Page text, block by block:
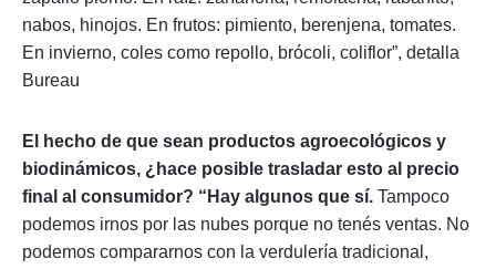
nabos, hinojos. En frutos: pimiento, berenjena, tomates.
En invierno, coles como repollo, brócoli, coliflor”, detalla
Bureau
El hecho de que sean productos agroecológicos y
biodinámicos, ¿hace posible trasladar esto al precio
final al consumidor? “Hay algunos que sí. Tampoco
podemos irnos por las nubes porque no tenés ventas. No
podemos compararnos con la verdulería tradicional,